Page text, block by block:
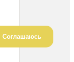
Соглашаюсь